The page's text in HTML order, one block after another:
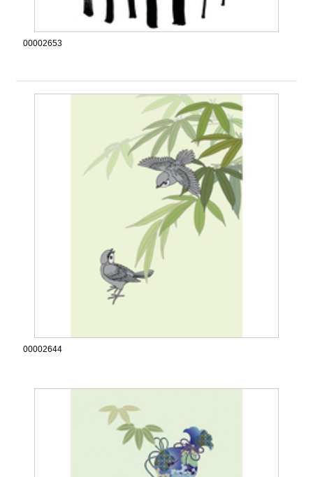
00002653
00002644